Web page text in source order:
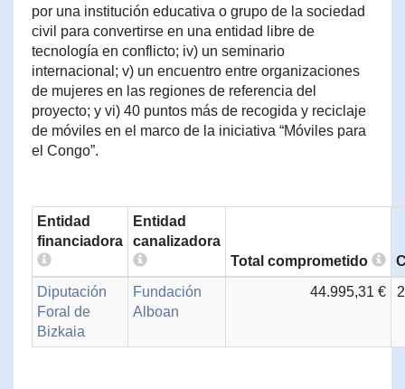
por una institución educativa o grupo de la sociedad
civil para convertirse en una entidad libre de
tecnología en conflicto; iv) un seminario
internacional; v) un encuentro entre organizaciones
de mujeres en las regiones de referencia del
proyecto; y vi) 40 puntos más de recogida y reciclaje
de móviles en el marco de la iniciativa “Móviles para
el Congo”.
Entidad
financiadora
Entidad
canalizadora
Total comprometido
Diputación
Foral de
Bizkaia
Fundación
Alboan
44.995,31 €